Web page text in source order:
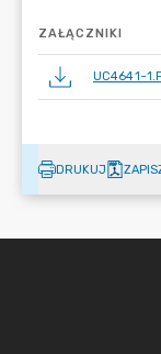
ZAŁĄCZNIKI
DRUKUJ